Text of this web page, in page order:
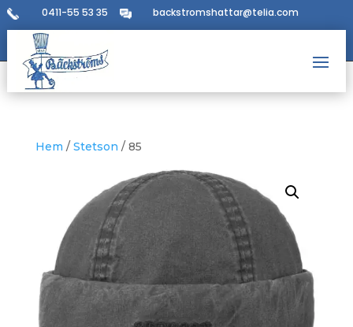
0411-55 53 35 backstromshattar@telia.com
Hem / Stetson / 85